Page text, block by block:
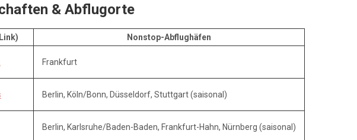
& Abflugorte
Nonstop-Abflughäfen
Frankfurt
Berlin, Köln/Bonn, Düsseldorf, Stuttgart (saisonal)
Berlin, Karlsruhe/Baden-Baden, Frankfurt-Hahn, Nürnberg (saisonal)